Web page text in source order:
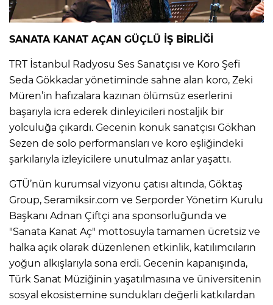
SANATA KANAT AÇAN GÜÇLÜ İŞ BİRLİĞİ
TRT İstanbul Radyosu Ses Sanatçısı ve Koro Şefi
Seda Gökkadar yönetiminde sahne alan koro, Zeki
Müren’in hafızalara kazınan ölümsüz eserlerini
başarıyla icra ederek dinleyicileri nostaljik bir
yolculuğa çıkardı. Gecenin konuk sanatçısı Gökhan
Sezen de solo performansları ve koro eşliğindeki
şarkılarıyla izleyicilere unutulmaz anlar yaşattı.
GTÜ’nün kurumsal vizyonu çatısı altında, Göktaş
Group, Seramiksir.com ve Serporder Yönetim Kurulu
Başkanı Adnan Çiftçi ana sponsorluğunda ve
"Sanata Kanat Aç" mottosuyla tamamen ücretsiz ve
halka açık olarak düzenlenen etkinlik, katılımcıların
yoğun alkışlarıyla sona erdi. Gecenin kapanışında,
Türk Sanat Müziğinin yaşatılmasına ve üniversitenin
sosyal ekosistemine sundukları değerli katkılardan